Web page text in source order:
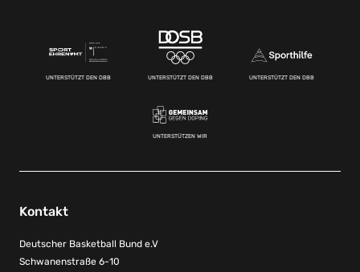
UNTERSTÜTZT DEN DBB UNTERSTÜTZT DEN DBB UNTERSTÜTZT DEN DBB
UNTERSTÜTZEN WIR
Kontakt
Deutscher Basketball Bund e.V
Schwanenstraße 6-10